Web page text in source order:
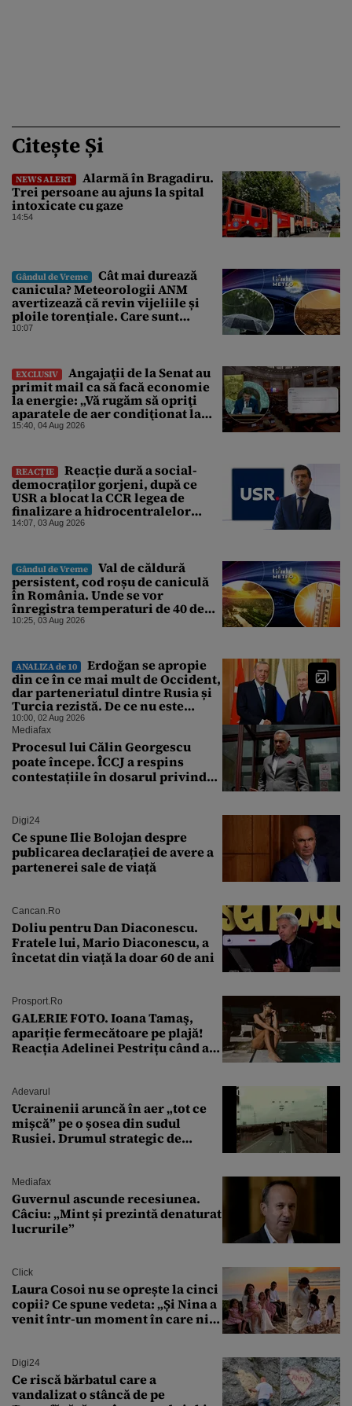
Citește Și
NEWS ALERT
Alarmă în Bragadiru.
Trei persoane au ajuns la spital
intoxicate cu gaze
14:54
Gândul de Vreme
Cât mai durează
canicula? Meteorologii ANM
avertizează că revin vijeliile și
ploile torențiale. Care sunt
zonele vizate, începând chiar de
10:07
EXCLUSIV
Angajaţii de la Senat au
primit mail ca să facă economie
la energie: „Vă rugăm să opriţi
aparatele de aer condiţionat la
sfârşitul programului”
15:40, 04 Aug 2026
REACȚIE
Reacție dură a social-
democraților gorjeni, după ce
USR a blocat la CCR legea de
finalizare a hidrocentralelor
abandonate. „Nu ne-ar surprinde
abătut o cupolă de foc”
14:07, 03 Aug 2026
Gândul de Vreme
Val de căldură
persistent, cod roșu de caniculă
în România. Unde se vor
înregistra temperaturi de 40 de
grade, potrivit ANM
10:25, 03 Aug 2026
ANALIZA de 10
Erdoğan se apropie
din ce în ce mai mult de Occident,
dar parteneriatul dintre Rusia și
Turcia rezistă. De ce nu este
Moscova îngrijorată de
orientarea spre vest a Ankarei
10:00, 02 Aug 2026
Mediafax
Procesul lui Călin Georgescu
poate începe. ÎCCJ a respins
contestațiile în dosarul privind
Digi24
Ce spune Ilie Bolojan despre
publicarea declarației de avere a
partenerei sale de viață
Cancan.ro
Doliu pentru Dan Diaconescu.
Fratele lui, Mario Diaconescu, a
încetat din viață la doar 60 de ani
Prosport.ro
GALERIE FOTO. Ioana Tamaş,
apariție fermecătoare pe plajă!
Reacția Adelinei Pestrițu când a
Adevarul
Ucrainenii aruncă în aer „tot ce
mișcă” pe o șosea din sudul
Rusiei. Drumul strategic de
Mediafax
Guvernul ascunde recesiunea.
Câciu: „Mint și prezintă denaturat
lucrurile”
Click
Laura Cosoi nu se oprește la cinci
copii? Ce spune vedeta: „Și Nina a
venit într-un moment în care nici
Digi24
Ce riscă bărbatul care a
vandalizat o stâncă de pe